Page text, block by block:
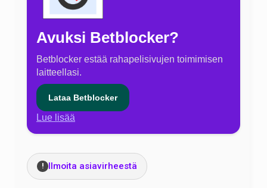
Avuksi Betblocker?
Betblocker estää rahapelisivujen toimimisen
laitteellasi.
Lataa Betblocker
Lue lisää
! Ilmoita asiavirheestä